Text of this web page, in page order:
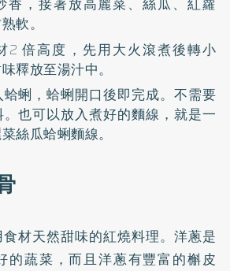
香，接著放高麗菜、絲瓜、紅蘿
軟。
2 倍高度，先用大火滾煮後轉小
釋放至湯汁中。
蜊，蛤蜊開口後即完成。不需要
也可以放入煮好的麵線，就是一
絲瓜蛤蜊麵線。
材天然甜味的紅燒料理。洋蔥是
的蔬菜，而且洋蔥有豐富的槲皮